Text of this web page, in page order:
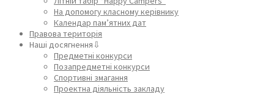
На допомогу класному керівнику
Календар пам’ятних дат
Правова територія
Наші досягнення⇩
Предметні конкурси
Позапредметні конкурси
Спортивні змагання
Проектна діяльність закладу